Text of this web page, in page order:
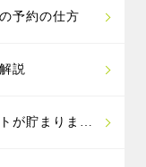
予約の仕方
説
が貯まりま